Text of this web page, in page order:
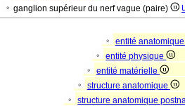
ganglion supérieur du nerf vague (paire)
entité
entité physique
entité matérielle
structure anatomique
structure anatomique